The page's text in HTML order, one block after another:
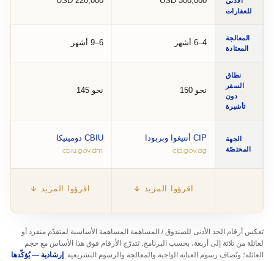
للعقارات
المعالجة
المعتادة
4–6 أشهر 6–9 أشهر
نطاق
السفر
دون
تأشيرة
نحو 150 نحو 145
الجهة
المختصّة
CIP أنتيغوا وبربودا
cip.gov.ag
CBIU دومينيكا
cbiu.gov.dm
اقرؤوا المزيد ↓ اقرؤوا المزيد ↓
تَعكس أرقام الحد الأدنى للصندوق / المساهمة المساهمة الأساسية لمتقدّم منفرد أو
لعائلة من ثلاثة إلى أربعة، بحسب البرنامج. تَتدرّج الأرقام فوق هذا الأساس مع حجم
العائلة؛ وتُضاف رسوم العناية الواجبة والمعالجة والرسوم التشريعية. إرشادية — يُؤكّدها